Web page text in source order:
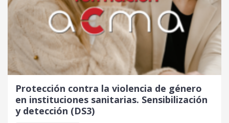
Protección contra la violencia de género
en instituciones sanitarias. Sensibilización
y detección (DS3)